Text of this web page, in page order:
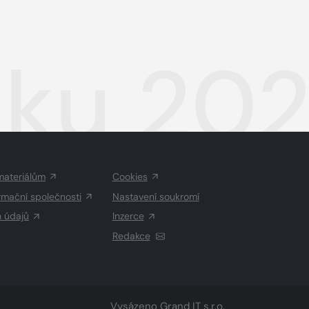
společnosti
údajů
Cookies
Nastavení soukromí
Inzerce
Redakce
Vysázeno Grand IT s.r.o.